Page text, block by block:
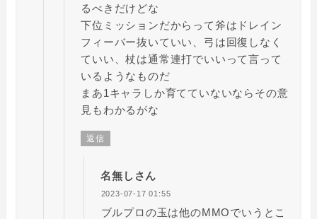
るべきだけどな
下位ミッションだからって斧はドレイン
フィーバー抜いていい、弓は回復しなく
ていい、杖は通常連打でいいって言って
いるようなものだ
まあ1キャラしか育てていないならその意
見もわかるがな
返信
名無しさん
2023-07-17 01:55
ブルプロの玉は他のMMOでいうとこ